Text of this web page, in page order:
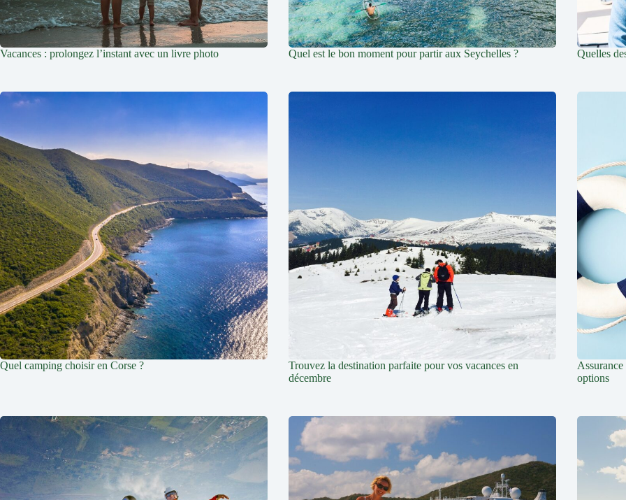
Vacances : prolongez l’instant avec un livre photo Quel est le bon moment pour partir aux Seychelles ? Quelles
Quel camping choisir en Corse ?
Trouvez la destination parfaite pour vos vacances en
décembre
options